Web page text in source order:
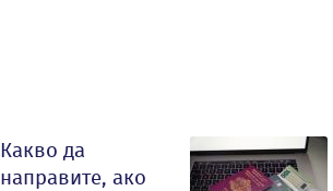
Какво да
направите, ако